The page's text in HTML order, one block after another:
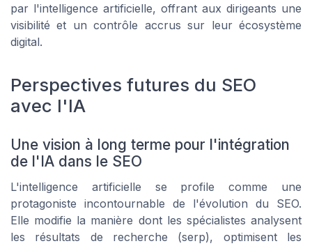
par l'intelligence artificielle, offrant aux dirigeants une
visibilité et un contrôle accrus sur leur écosystème
digital.
Perspectives futures du SEO
avec l'IA
Une vision à long terme pour l'intégration
de l'IA dans le SEO
L'intelligence artificielle se profile comme une
protagoniste incontournable de l'évolution du SEO.
Elle modifie la manière dont les spécialistes analysent
les résultats de recherche (serp), optimisent les